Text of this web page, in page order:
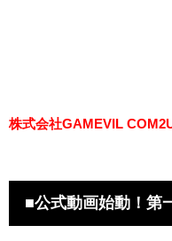
株式会社GAMEVIL
■公式動画始動！第